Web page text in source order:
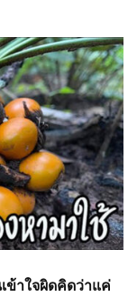
ข้าใจผิดคิดว่าแค่